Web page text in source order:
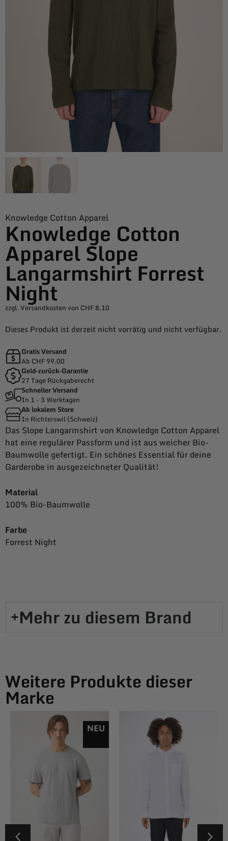
Knowledge Cotton Apparel
Knowledge Cotton
Apparel Slope
Langarmshirt Forrest
Night
zzgl. Versandkosten von CHF 8.10
Dieses Produkt ist derzeit nicht vorrätig und nicht verfügbar.
Gratis Versand
Ab CHF 99.00
Geld-zurück-Garantie
27 Tage Rückgaberecht
Schneller Versand
In 1 - 3 Werktagen
Ab lokalem Store
In Richterswil (Schweiz)
Das Slope Langarmshirt von Knowledge Cotton Apparel
hat eine regulärer Passform und ist aus weicher Bio-
Baumwolle gefertigt. Ein schönes Essential für deine
Garderobe in ausgezeichneter Qualität!
Material
100% Bio-Baumwolle
Farbe
Forrest Night
Mehr zu diesem Brand​
Weitere Produkte dieser
Marke
NEU